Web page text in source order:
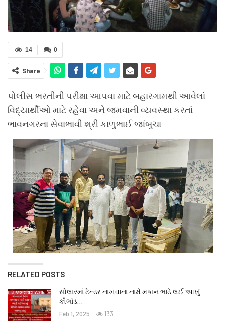
0
14
Share
પોલીસ ભરતીની પરીક્ષા આપવા માટે બહારગામથી આવેલાં
વિદ્યાર્થીઓ માટે રહેવા અને જમવાની વ્યવસ્થા કરતાં
ભાવનગરના સેવાભાવી શ્રી કાળુભાઈ જાંબુચા
RELATED POSTS
સોલારમાં ટેન્ડર નાખવાના નામે મકાન ભાડે લઈ આખું
કૌભાંડ…
Feb 1, 2025 133